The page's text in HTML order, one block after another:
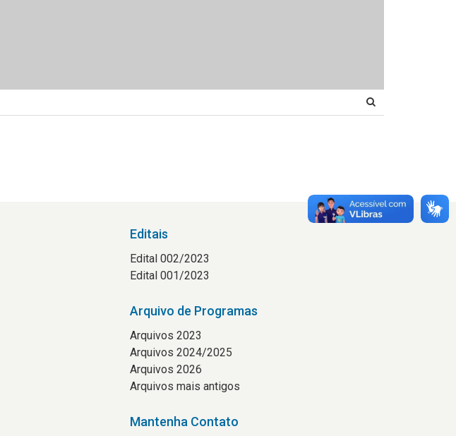
Editais
Edital 002/2023
Edital 001/2023
Arquivo de Programas
Arquivos 2023
Arquivos 2024/2025
Arquivos 2026
Arquivos mais antigos
Mantenha Contato